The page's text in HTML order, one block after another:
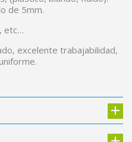
de 5mm.
etc…
excelente trabajabilidad,